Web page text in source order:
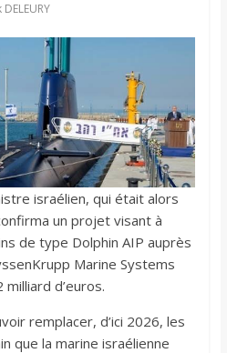
israélien, qui était alors
un projet visant à
de type Dolphin AIP auprès
Marine Systems
d’euros.
remplacer, d’ici 2026, les
que la marine israélienne